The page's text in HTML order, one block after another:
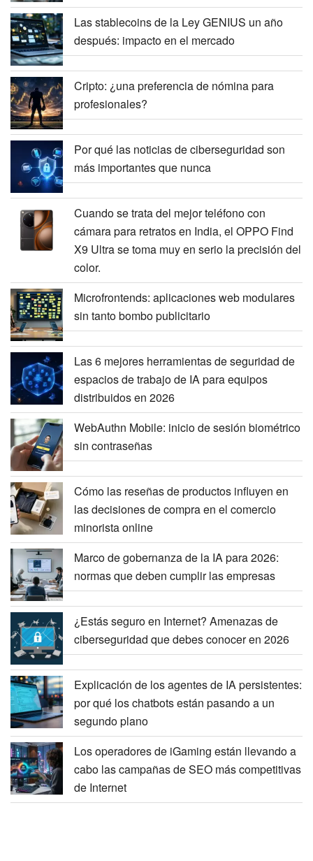
Las stablecoins de la Ley GENIUS un año
después: impacto en el mercado
Cripto: ¿una preferencia de nómina para
profesionales?
Por qué las noticias de ciberseguridad son
más importantes que nunca
Cuando se trata del mejor teléfono con
cámara para retratos en India, el OPPO Find
X9 Ultra se toma muy en serio la precisión del
color.
Microfrontends: aplicaciones web modulares
sin tanto bombo publicitario
Las 6 mejores herramientas de seguridad de
espacios de trabajo de IA para equipos
distribuidos en 2026
WebAuthn Mobile: inicio de sesión biométrico
sin contraseñas
Cómo las reseñas de productos influyen en
las decisiones de compra en el comercio
minorista online
Marco de gobernanza de la IA para 2026:
normas que deben cumplir las empresas
¿Estás seguro en Internet? Amenazas de
ciberseguridad que debes conocer en 2026
Explicación de los agentes de IA persistentes:
por qué los chatbots están pasando a un
segundo plano
Los operadores de iGaming están llevando a
cabo las campañas de SEO más competitivas
de Internet